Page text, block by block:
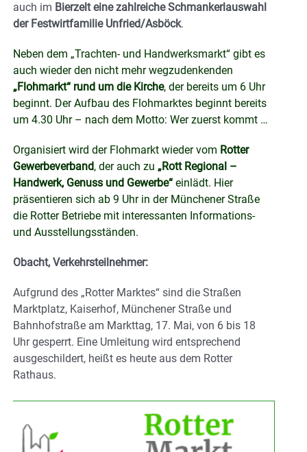
auch im Bierzelt eine zahlreiche Schmankerlauswahl
der Festwirtfamilie Unfried/Asböck.
Neben dem „Trachten- und Handwerksmarkt“ gibt es
auch wieder den nicht mehr wegzudenkenden
„Flohmarkt“ rund um die Kirche, der bereits um 6 Uhr
beginnt. Der Aufbau des Flohmarktes beginnt bereits
um 4.30 Uhr – nach dem Motto: Wer zuerst kommt …
Organisiert wird der Flohmarkt wieder vom Rotter
Gewerbeverband, der auch zu „Rott Regional –
Handwerk, Genuss und Gewerbe“ einlädt. Hier
präsentieren sich ab 9 Uhr in der Münchener Straße
die Rotter Betriebe mit interessanten Informations-
und Ausstellungsständen.
Obacht, Verkehrsteilnehmer:
Aufgrund des „Rotter Marktes“ sind die Straßen
Marktplatz, Kaiserhof, Münchener Straße und
Bahnhofstraße am Markttag, 17. Mai, von 6 bis 18
Uhr gesperrt. Eine Umleitung wird entsprechend
ausgeschildert, heißt es heute aus dem Rotter
Rathaus.